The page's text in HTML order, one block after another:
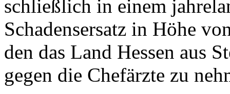
schließlich in einem
Schadensersatz in Höhe
den das Land Hessen aus
gegen die Chefärzte zu